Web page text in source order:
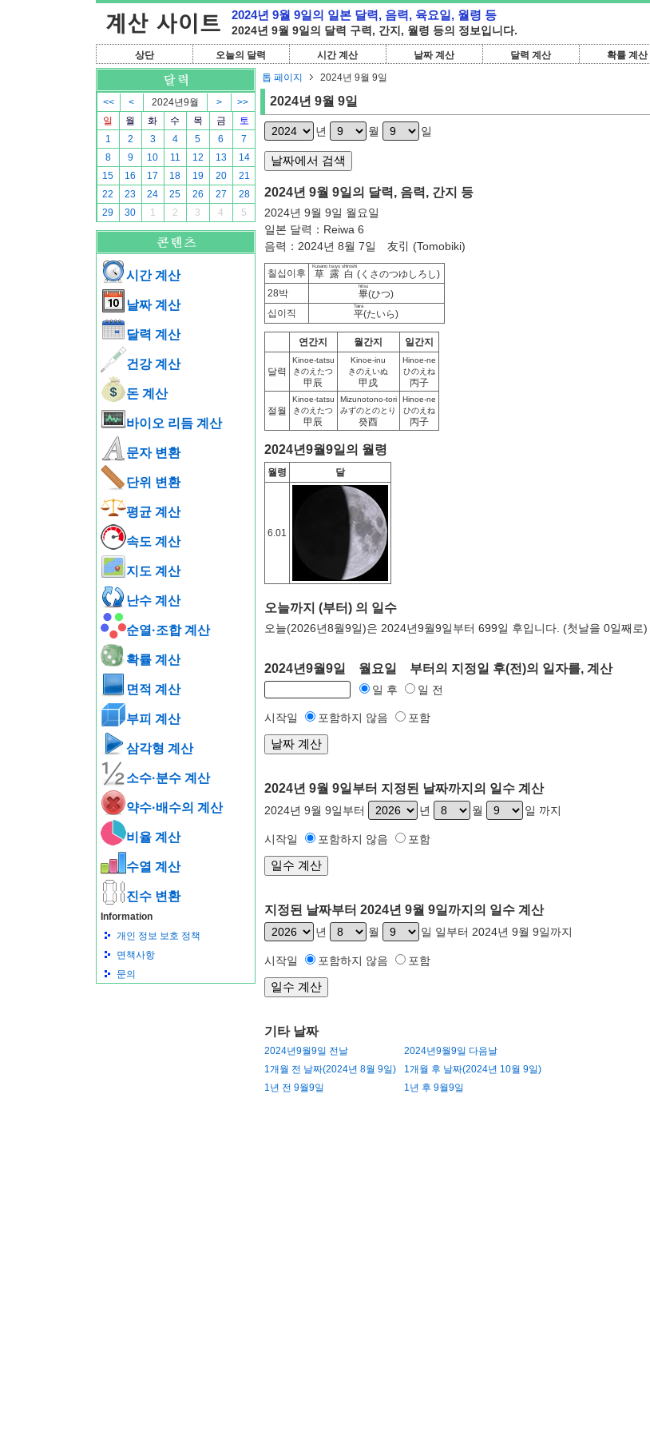
2024년 9월 9일의 일본 달력, 음력, 육요일, 월령 등
2024년 9월 9일의 달력 구력, 간지, 월령 등의 정보입니다.
상단 오늘의 달력 시간 계산 날짜 계산 달력 계산 확률 계산
<< < 2024년9월 >
>>
일
월 화 수 목 금
토
1
2 3 4 5 6
7
8
9 10 11 12 13
14
15
16 17 18 19 20
21
22
23 24 25 26 27
28
29
30 1 2 3 4 5
시간 계산
날짜 계산
달력 계산
건강 계산
돈 계산
바이오 리듬 계산
문자 변환
단위 변환
평균 계산
속도 계산
지도 계산
난수 계산
순열·조합 계산
확률 계산
면적 계산
부피 계산
삼각형 계산
소수·분수 계산
약수·배수의 계산
비율 계산
수열 계산
진수 변환
Information
개인 정보 보호 정책
면책사항
문의
톱 페이지 2024년 9월 9일
2024년 9월 9일
년 월 일
2024년 9월 9일의 달력, 음력, 간지 등
2024년 9월 9일 월요일
일본 달력：Reiwa 6
음력：2024년 8월 7일 友引 (Tomobiki)
칠십이후 草露白
Kusano tsuyu shiroshi
(くさのつゆしろし)
28박
畢
hitsu
(ひつ)
십이직
平
Taira
(たいら)
연간지 월간지 일간지
달력
Kinoe-tatsu
きのえたつ
甲辰
Kinoe-inu
きのえいぬ
甲戌
Hinoe-ne
ひのえね
丙子
절월
Kinoe-tatsu
きのえたつ
甲辰
Mizunotono-tori
みずのとのとり
癸酉
Hinoe-ne
ひのえね
丙子
2024년9월9일의 월령
월령 달
6.01
오늘까지 (부터) 의 일수
오늘(2026년8월9일)은 2024년9월9일부터 699일 후입니다. (첫날을 0일째로)
2024년9월9일 월요일 부터의 지정일 후(전)의 일자를, 계산
일 후 일 전
시작일 포함하지 않음 포함
2024년 9월 9일부터 지정된 날짜까지의 일수 계산
2024년 9월 9일부터 년 월 일 까지
시작일 포함하지 않음 포함
지정된 날짜부터 2024년 9월 9일까지의 일수 계산
년 월 일 일부터 2024년 9월 9일까지
시작일 포함하지 않음 포함
기타 날짜
2024년9월9일 전날
2024년9월9일 다음날
1개월 전 날짜(2024년 8월 9일)
1개월 후 날짜(2024년 10월 9일)
1년 전 9월9일
1년 후 9월9일